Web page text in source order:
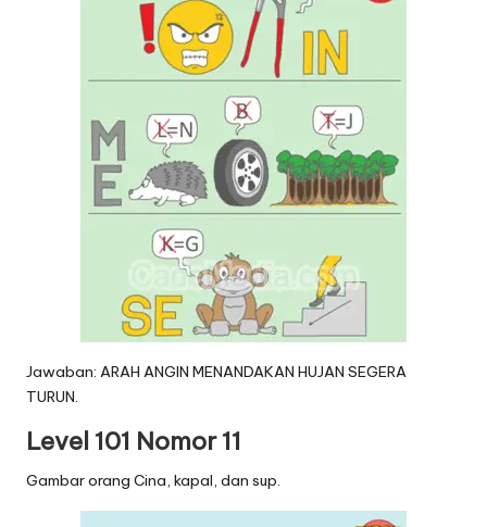
Jawaban: ARAH ANGIN MENANDAKAN HUJAN SEGERA
TURUN.
Level 101 Nomor 11
Gambar orang Cina, kapal, dan sup.